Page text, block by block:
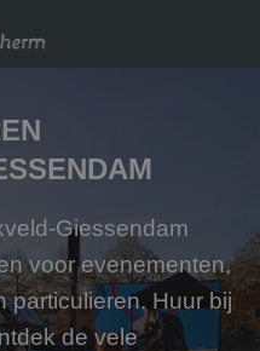
Giessendam
voor evenementen,
particulieren. Huur bij
de vele